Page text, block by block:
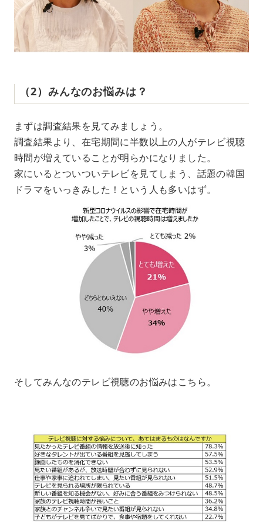
（2）みんなのお悩みは？
まずは調査結果を見てみましょう。
調査結果より、在宅期間に半数以上の人がテレビ視聴
時間が増えていることが明らかになりました。
家にいるとついついテレビを見てしまう、話題の韓国
ドラマをいっきみした！という人も多いはず。
そしてみんなのテレビ視聴のお悩みはこちら。